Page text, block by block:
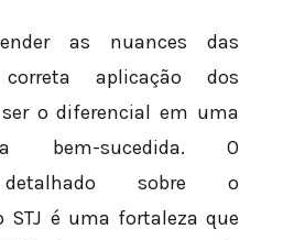
as nuances das
aplicação dos
ser o diferencial em uma
bem-sucedida. O
detalhado sobre o
STJ é uma fortaleza que